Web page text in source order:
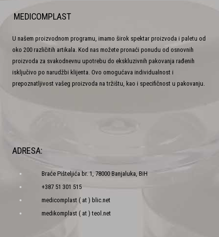
MEDICOMPLAST
U našem proizvodnom programu, imamo širok spektar proizvoda i paletu od
oko 200 različitih artikala. Kod nas možete pronaći ponudu od osnovnih
proizvoda za svakodnevnu upotrebu do ekskluzivnih pakovanja rađenih
isključivo po narudžbi klijenta. Ovo omogućava individualnost i
prepoznatljivost vašeg proizvoda na tržištu, kao i specifičnost u pakovanju.
ADRESA:
Braće Pišteljića br. 1, 78000 Banjaluka, BiH
+387 51 301 515
medicomplast ( at ) blic.net
medikomplast ( at ) teol.net